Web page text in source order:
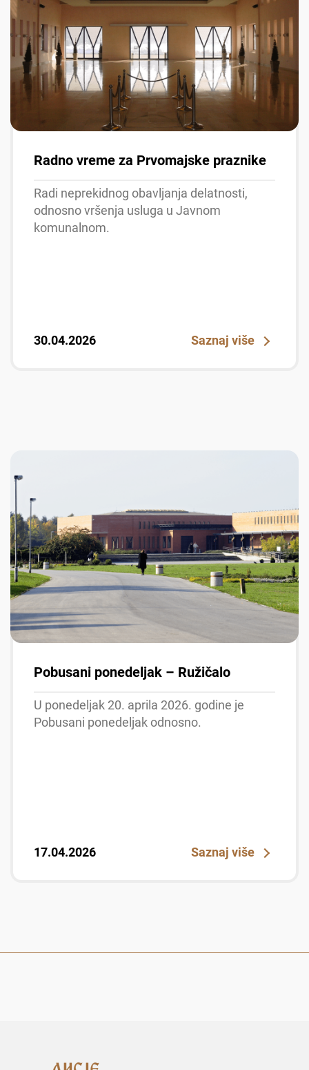
Radno vreme za Prvomajske praznike
Radi neprekidnog obavljanja delatnosti,
odnosno vršenja usluga u Javnom
komunalnom.
30.04.2026 Saznaj više
Pobusani ponedeljak – Ružičalo
U ponedeljak 20. aprila 2026. godine je
Pobusani ponedeljak odnosno.
17.04.2026 Saznaj više